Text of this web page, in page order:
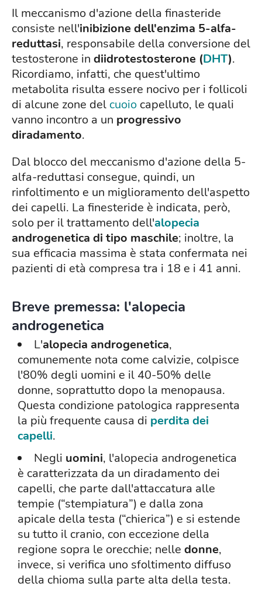
Il meccanismo d'azione della finasteride
consiste nell'inibizione dell'enzima 5-alfa-
reduttasi, responsabile della conversione del
testosterone in diidrotestosterone (DHT).
Ricordiamo, infatti, che quest'ultimo
metabolita risulta essere nocivo per i follicoli
di alcune zone del cuoio capelluto, le quali
vanno incontro a un progressivo
diradamento.
Dal blocco del meccanismo d'azione della 5-
alfa-reduttasi consegue, quindi, un
rinfoltimento e un miglioramento dell'aspetto
dei capelli. La finesteride è indicata, però,
solo per il trattamento dell'alopecia
androgenetica di tipo maschile; inoltre, la
sua efficacia massima è stata confermata nei
pazienti di età compresa tra i 18 e i 41 anni.
Breve premessa: l'alopecia
androgenetica
L'alopecia androgenetica,
comunemente nota come calvizie, colpisce
l'80% degli uomini e il 40-50% delle
donne, soprattutto dopo la menopausa.
Questa condizione patologica rappresenta
la più frequente causa di perdita dei
capelli.
Negli uomini, l'alopecia androgenetica
è caratterizzata da un diradamento dei
capelli, che parte dall'attaccatura alle
tempie (“stempiatura”) e dalla zona
apicale della testa (“chierica”) e si estende
su tutto il cranio, con eccezione della
regione sopra le orecchie; nelle donne,
invece, si verifica uno sfoltimento diffuso
della chioma sulla parte alta della testa.